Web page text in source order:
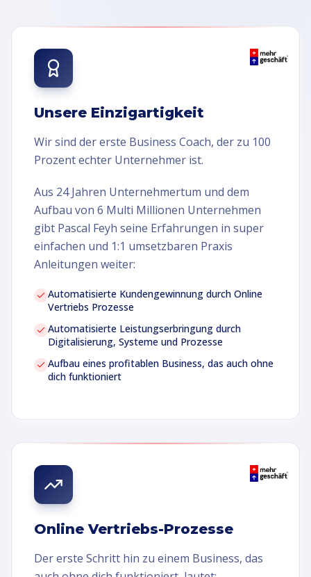
Unsere Einzigartigkeit
Wir sind der erste Business Coach, der zu 100
Prozent echter Unternehmer ist.
Aus 24 Jahren Unternehmertum und dem
Aufbau von 6 Multi Millionen Unternehmen
gibt Pascal Feyh seine Erfahrungen in super
einfachen und 1:1 umsetzbaren Praxis
Anleitungen weiter:
Automatisierte Kundengewinnung durch Online
Vertriebs Prozesse
Automatisierte Leistungserbringung durch
Digitalisierung, Systeme und Prozesse
Aufbau eines profitablen Business, das auch ohne
dich funktioniert
Online Vertriebs-Prozesse
Der erste Schritt hin zu einem Business, das